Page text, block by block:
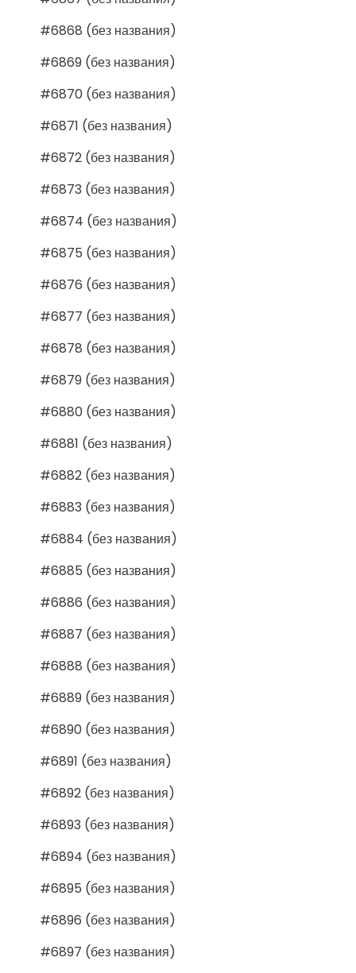
#6868 (без названия)
#6869 (без названия)
#6870 (без названия)
#6871 (без названия)
#6872 (без названия)
#6873 (без названия)
#6874 (без названия)
#6875 (без названия)
#6876 (без названия)
#6877 (без названия)
#6878 (без названия)
#6879 (без названия)
#6880 (без названия)
#6881 (без названия)
#6882 (без названия)
#6883 (без названия)
#6884 (без названия)
#6885 (без названия)
#6886 (без названия)
#6887 (без названия)
#6888 (без названия)
#6889 (без названия)
#6890 (без названия)
#6891 (без названия)
#6892 (без названия)
#6893 (без названия)
#6894 (без названия)
#6895 (без названия)
#6896 (без названия)
#6897 (без названия)